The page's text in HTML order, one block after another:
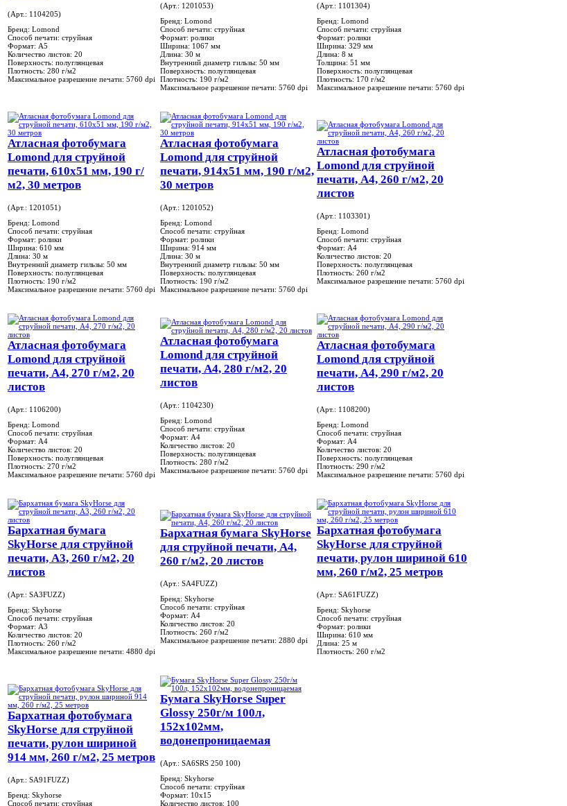
(Арт.: 1104205)
Бренд: Lomond
Способ печати: струйная
Формат: A5
Количество листов: 20
Поверхность: полуглянцевая
Плотность: 280 г/м2
Максимальное разрешение печати: 5760 dpi
(Арт.: 1201053)
Бренд: Lomond
Способ печати: струйная
Формат: ролики
Ширина: 1067 мм
Длина: 30 м
Внутренний диаметр гильзы: 50 мм
Поверхность: полуглянцевая
Плотность: 190 г/м2
Максимальное разрешение печати: 5760 dpi
(Арт.: 1101304)
Бренд: Lomond
Способ печати: струйная
Формат: ролики
Ширина: 329 мм
Длина: 8 м
Толщина: 51 мм
Поверхность: полуглянцевая
Плотность: 170 г/м2
Максимальное разрешение печати: 5760 dpi
Атласная фотобумага
Lomond для струйной
печати, 610x51 мм, 190 г/
м2, 30 метров
(Арт.: 1201051)
Бренд: Lomond
Способ печати: струйная
Формат: ролики
Ширина: 610 мм
Длина: 30 м
Внутренний диаметр гильзы: 50 мм
Поверхность: полуглянцевая
Плотность: 190 г/м2
Максимальное разрешение печати: 5760 dpi
Атласная фотобумага
Lomond для струйной
печати, 914x51 мм, 190 г/м2,
30 метров
(Арт.: 1201052)
Бренд: Lomond
Способ печати: струйная
Формат: ролики
Ширина: 914 мм
Длина: 30 м
Внутренний диаметр гильзы: 50 мм
Поверхность: полуглянцевая
Плотность: 190 г/м2
Максимальное разрешение печати: 5760 dpi
Атласная фотобумага
Lomond для струйной
печати, А4, 260 г/м2, 20
листов
(Арт.: 1103301)
Бренд: Lomond
Способ печати: струйная
Формат: A4
Количество листов: 20
Поверхность: полуглянцевая
Плотность: 260 г/м2
Максимальное разрешение печати: 5760 dpi
Атласная фотобумага
Lomond для струйной
печати, А4, 270 г/м2, 20
листов
(Арт.: 1106200)
Бренд: Lomond
Способ печати: струйная
Формат: A4
Количество листов: 20
Поверхность: полуглянцевая
Плотность: 270 г/м2
Максимальное разрешение печати: 5760 dpi
Атласная фотобумага
Lomond для струйной
печати, А4, 280 г/м2, 20
листов
(Арт.: 1104230)
Бренд: Lomond
Способ печати: струйная
Формат: A4
Количество листов: 20
Поверхность: полуглянцевая
Плотность: 280 г/м2
Максимальное разрешение печати: 5760 dpi
Атласная фотобумага
Lomond для струйной
печати, А4, 290 г/м2, 20
листов
(Арт.: 1108200)
Бренд: Lomond
Способ печати: струйная
Формат: A4
Количество листов: 20
Поверхность: полуглянцевая
Плотность: 290 г/м2
Максимальное разрешение печати: 5760 dpi
Бархатная бумага
SkyHorse для струйной
печати, А3, 260 г/м2, 20
листов
(Арт.: SA3FUZZ)
Бренд: Skyhorse
Способ печати: струйная
Формат: A3
Количество листов: 20
Плотность: 260 г/м2
Максимальное разрешение печати: 4880 dpi
Бархатная бумага SkyHorse
для струйной печати, А4,
260 г/м2, 20 листов
(Арт.: SA4FUZZ)
Бренд: Skyhorse
Способ печати: струйная
Формат: A4
Количество листов: 20
Плотность: 260 г/м2
Максимальное разрешение печати: 2880 dpi
Бархатная фотобумага
SkyHorse для струйной
печати, рулон шириной 610
мм, 260 г/м2, 25 метров
(Арт.: SA61FUZZ)
Бренд: Skyhorse
Способ печати: струйная
Формат: ролики
Ширина: 610 мм
Длина: 25 м
Плотность: 260 г/м2
Бархатная фотобумага
SkyHorse для струйной
печати, рулон шириной
914 мм, 260 г/м2, 25 метров
(Арт.: SA91FUZZ)
Бренд: Skyhorse
Способ печати: струйная
Бумага SkyHorse Super
Glossy 250г/м 100л,
152х102мм,
водонепроницаемая
(Арт.: SA6SRS 250 100)
Бренд: Skyhorse
Способ печати: струйная
Формат: 10x15
Количество листов: 100